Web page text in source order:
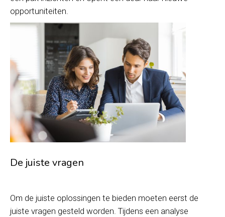
opportuniteiten.
De juiste vragen
Om de juiste oplossingen te bieden moeten eerst de
juiste vragen gesteld worden. Tijdens een analyse